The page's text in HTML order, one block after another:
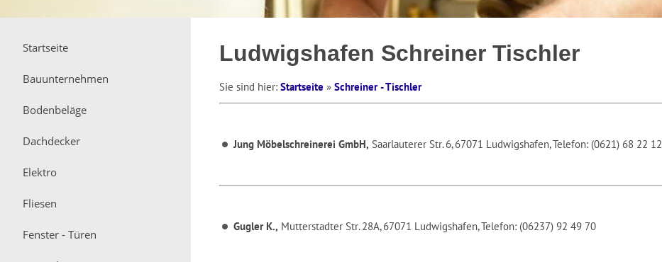
Startseite
Bauunternehmen
Bodenbeläge
Dachdecker
Elektro
Fliesen
Fenster - Türen
Ludwigshafen Schreiner Tischler
Sie sind hier: Startseite » Schreiner - Tischler
Jung Möbelschreinerei GmbH, Saarlauterer Str. 6, 67071 Ludwigshafen, Telefon: (0621) 68 22 12
Gugler K., Mutterstadter Str. 28A, 67071 Ludwigshafen, Telefon: (06237) 92 49 70